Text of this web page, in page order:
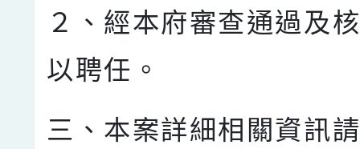
２、經本府審查通過及
以聘任。
三、本案詳細相關資訊